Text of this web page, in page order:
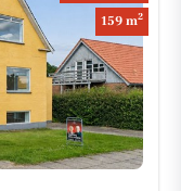
159 m2